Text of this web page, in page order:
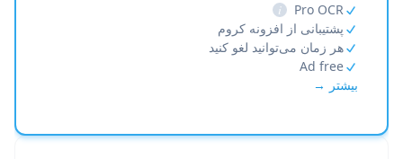
Pro OCR
i
پشتیبانی از افزونه کروم
هر زمان می‌توانید لغو کنید
Ad free
بیشتر →